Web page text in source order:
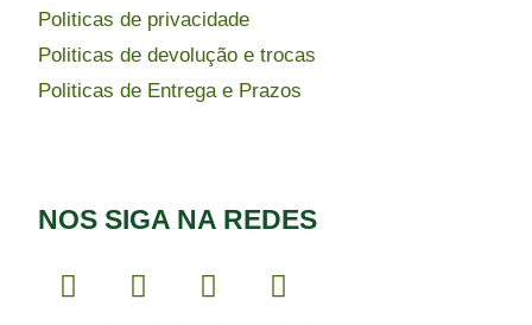
Politicas de privacidade
Politicas de devolução e trocas
Politicas de Entrega e Prazos
NOS SIGA NA REDES